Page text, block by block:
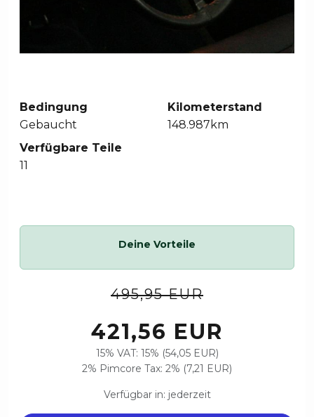
Bedingung
Gebaucht
Kilometerstand
148.987km
Verfügbare Teile
11
Deine Vorteile
495,95 EUR
421,56 EUR
15% VAT: 15% (54,05 EUR)
2% Pimcore Tax: 2% (7,21 EUR)
Verfügbar in: jederzeit